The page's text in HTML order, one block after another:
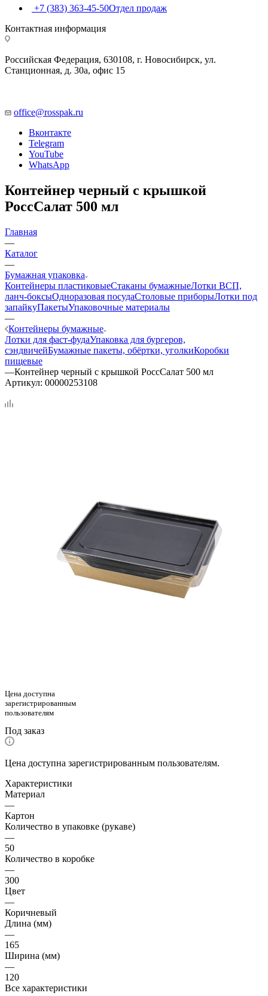
+7 (383) 363-45-50Отдел продаж
Контактная информация
Российская Федерация, 630108, г. Новосибирск, ул.
Станционная, д. 30а, офис 15
office@rosspak.ru
Вконтакте
Telegram
YouTube
WhatsApp
Контейнер черный с крышкой
РоссСалат 500 мл
Главная
—
Каталог
—
Бумажная упаковка
Контейнеры пластиковыеСтаканы бумажныеЛотки ВСП,
ланч-боксыОдноразовая посудаСтоловые приборыЛотки под
запайкуПакетыУпаковочные материалы
—
Контейнеры бумажные
Лотки для фаст-фудаУпаковка для бургеров,
сэндвичейБумажные пакеты, обёртки, уголкиКоробки
пищевые
—Контейнер черный с крышкой РоссСалат 500 мл
Артикул: 00000253108
Цена доступна
зарегистрированным
пользователям
Под заказ
Цена доступна зарегистрированным пользователям.
Характеристики
Материал
—
Картон
Количество в упаковке (рукаве)
—
50
Количество в коробке
—
300
Цвет
—
Коричневый
Длина (мм)
—
165
Ширина (мм)
—
120
Все характеристики